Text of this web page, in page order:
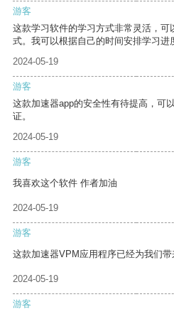
游客
这款学习软件的学习方式非常灵活，
式。我可以根据自己的时间安排学习进
2024-05-19
游客
这款加速器app的安全性有待提高，可
证。
2024-05-19
游客
我喜欢这个软件 作者加油
2024-05-19
游客
这款加速器VPM应用程序已经为我们带
2024-05-19
游客